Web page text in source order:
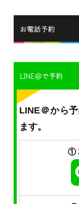
LINE＠から
ます。
①